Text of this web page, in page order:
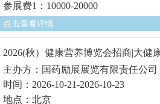
参展费1：10000-20000
点击查看详情
2026(秋）健康营养博览会招商|大健
主办方：国药励展展览有限责任公司
时间：2026-10-21-2026-10-23
地点：北京